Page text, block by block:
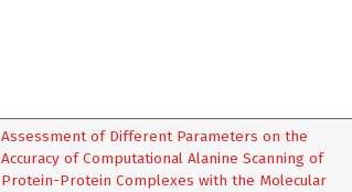
Assessment of Different Parameters on the
Accuracy of Computational Alanine Scanning of
Protein-Protein Complexes with the Molecular